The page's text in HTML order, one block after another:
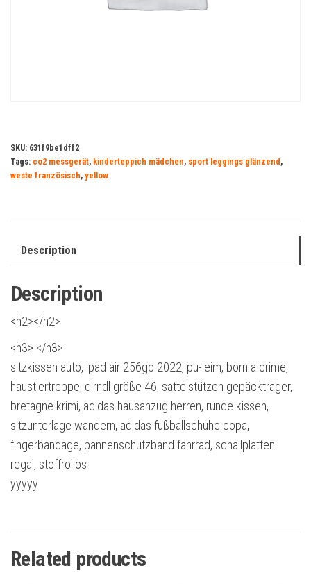
SKU: 631f9be1dff2
Tags: co2 messgerät, kinderteppich mädchen, sport leggings glänzend ,
weste französisch, yellow
Description
Description
<h2></h2>
<h3> </h3>
sitzkissen auto, ipad air 256gb 2022, pu-leim, born a crime,
haustiertreppe, dirndl größe 46, sattelstützen gepäckträger,
bretagne krimi, adidas hausanzug herren, runde kissen,
sitzunterlage wandern, adidas fußballschuhe copa,
fingerbandage, pannenschutzband fahrrad, schallplatten
regal, stoffrollos
yyyyy
Related products